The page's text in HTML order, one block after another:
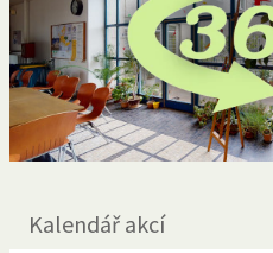
Kalendář akcí